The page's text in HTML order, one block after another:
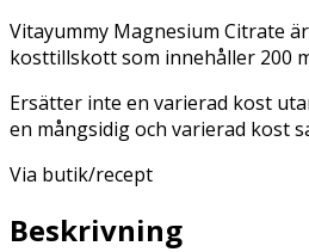
Vitayummy Magnesium Citrate
kosttillskott som innehåller 200
Ersätter inte en varierad kost
en mångsidig och varierad kost
Via butik/recept
Beskrivning